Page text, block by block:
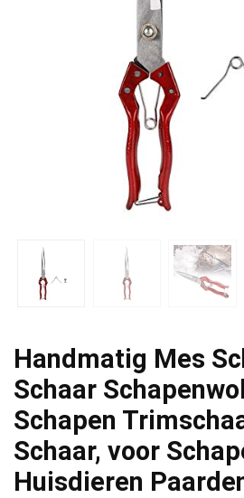
Handmatig Mes
Schaar
Schapen
Schaar, voor
Huisdieren